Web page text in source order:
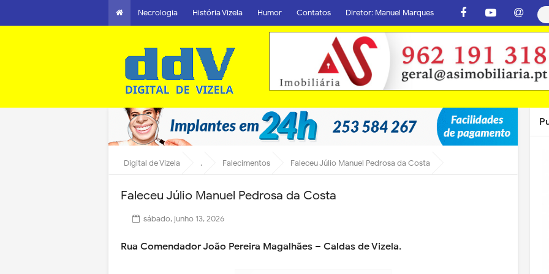
Necrologia História Vizela Humor Contatos Diretor: Manuel Marques
Digital de Vizela . Falecimentos Faleceu Júlio Manuel Pedrosa da Costa
Faleceu Júlio Manuel Pedrosa da Costa
sábado, junho 13, 2026
Rua Comendador João Pereira Magalhães – Caldas de Vizela.